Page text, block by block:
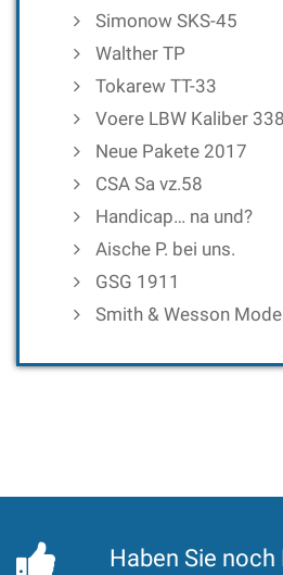
Simonow SKS-45
Walther TP
Tokarew TT-33
Voere LBW Kaliber
Neue Pakete 2017
CSA Sa vz.58
Handicap… na und?
Aische P. bei uns.
GSG 1911
Smith & Wesson
Haben Sie noch